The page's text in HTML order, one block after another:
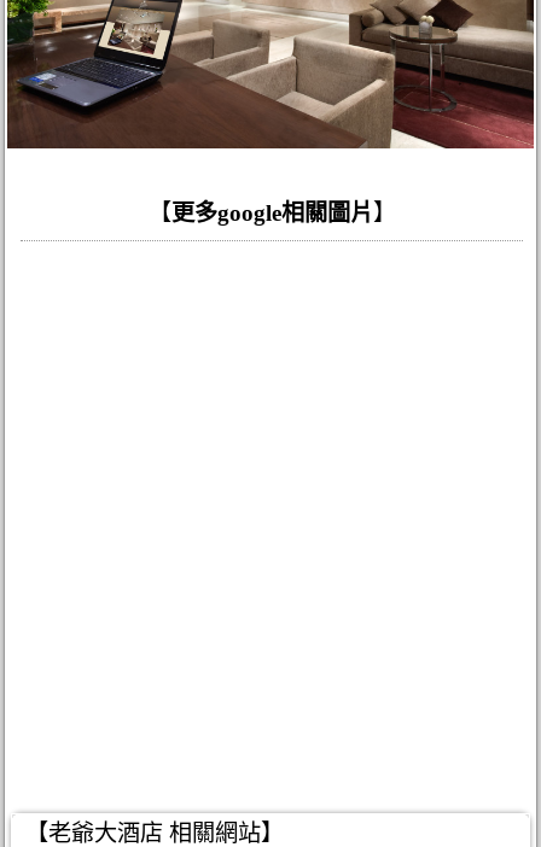
【 更多google相關圖片 】
【老爺大酒店 相關網站】